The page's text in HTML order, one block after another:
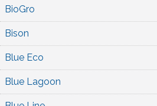
BioGro
Bison
Blue Eco
Blue Lagoon